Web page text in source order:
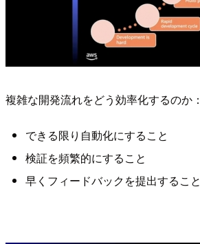
複雑な開発流れをどう効率化するのか：
できる限り自動化にすること
検証を頻繁的にすること
早くフィードバックを提出すること